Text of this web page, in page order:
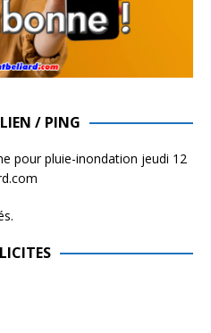
/ PING
pour pluie-inondation jeudi 12